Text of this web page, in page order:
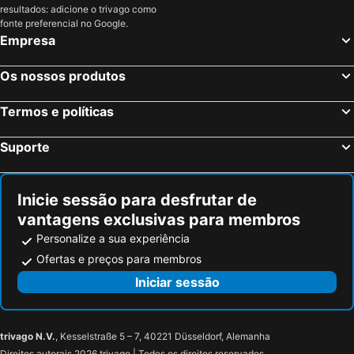
Montreux, Vaud Hotéis
Prévessin-Moëns, Ródano-Alpes Hotéis
Interlaken, Berna Hotéis
resultados: adicione o trivago como
fonte preferencial no Google.
Empresa
Os nossos produtos
Termos e políticas
Suporte
Inicie sessão para desfrutar de
vantagens exclusivas para membros
Personalize a sua experiência
Ofertas e preços para membros
Iniciar sessão
trivago N.V., Kesselstraße 5 – 7, 40221 Düsseldorf, Alemanha